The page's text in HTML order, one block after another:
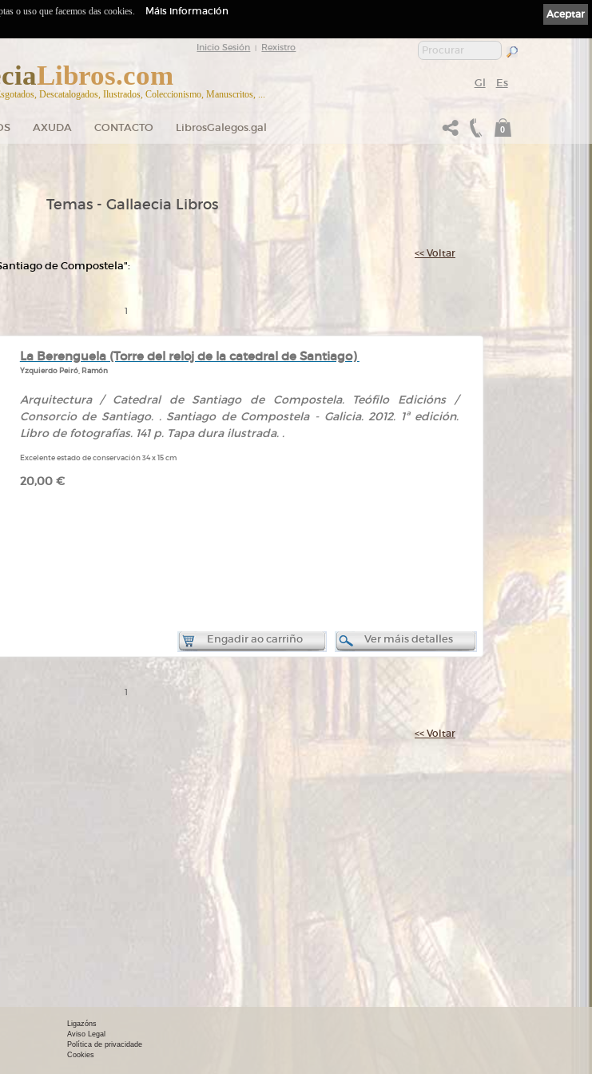
Inicio Sesión Rexistro
Libros.com
Descatalogados, Ilustrados, Coleccionismo, Manuscritos, ...
Gl Es
AXUDA CONTACTO LibrosGalegos.gal 0
Temas - Gallaecia Libros
<< Voltar
de Compostela":
1
La Berenguela (Torre del reloj de la catedral de Santiago)
Yzquierdo Peiró, Ramón
Arquitectura / Catedral de Santiago de Compostela. Teófilo Edicións /
Consorcio de Santiago. . Santiago de Compostela - Galicia. 2012. 1ª edición.
Libro de fotografías. 141 p. Tapa dura ilustrada. .
Excelente estado de conservación 34 x 15 cm
20,00 €
Engadir ao carriño Ver máis detalles
1
<< Voltar
Ligazóns
Aviso Legal
Política de privacidade
Cookies
Aceptar
o uso que facemos das cookies. Máis información